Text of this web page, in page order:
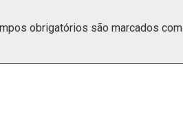
obrigatórios são marcados com